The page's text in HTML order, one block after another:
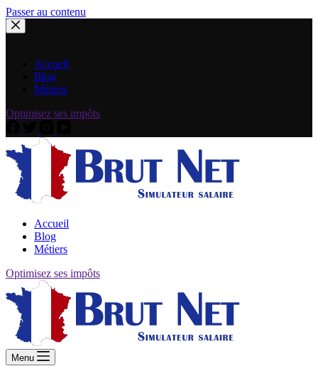
Passer au contenu
Accueil
Blog
Métiers
Optimisez ses impôts
Accueil
Blog
Métiers
Optimisez ses impôts
Menu